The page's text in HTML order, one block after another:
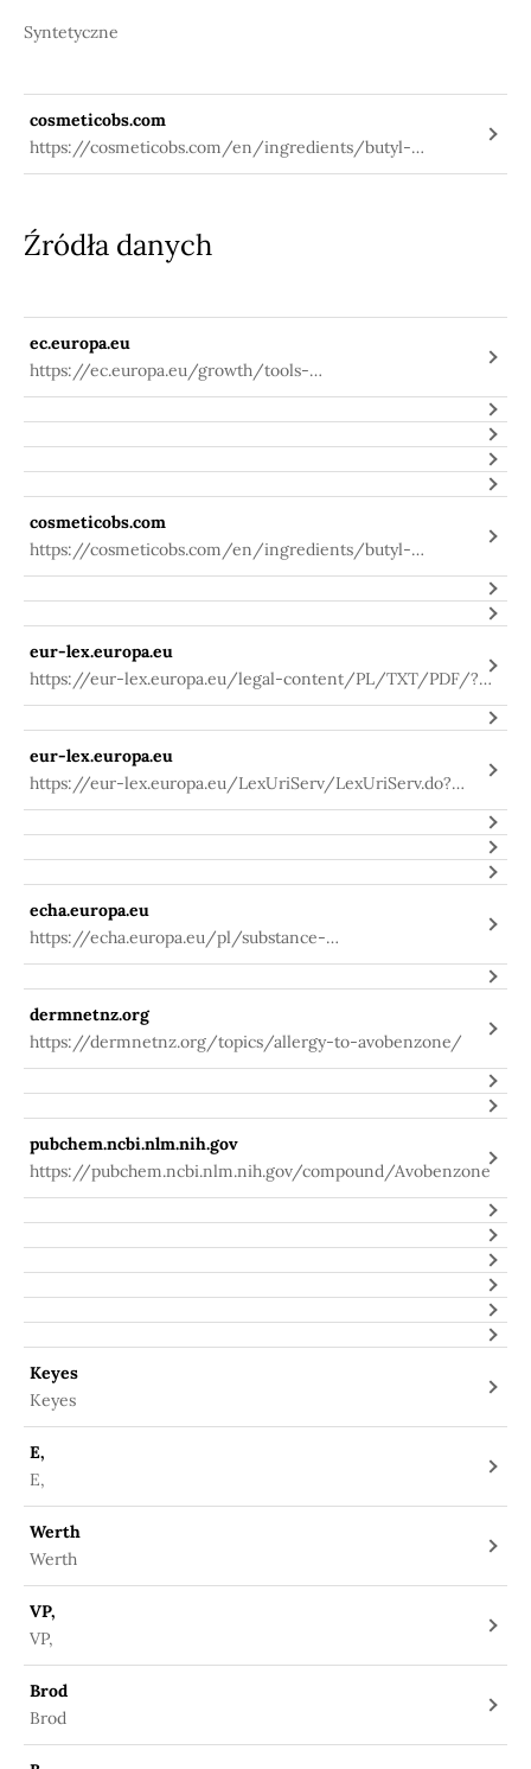
Syntetyczne
cosmeticobs.com
https://cosmeticobs.com/en/ingredients/butyl-
methoxydibenzoylmethane-671
Źródła danych
ec.europa.eu
https://ec.europa.eu/growth/tools-
databases/cosing/index.cfm?
fuseaction=search.details_v2&id=31713
cosmeticobs.com
https://cosmeticobs.com/en/ingredients/butyl-
methoxydibenzoylmethane-671
eur-lex.europa.eu
https://eur-lex.europa.eu/legal-content/PL/TXT/PDF/?
uri=CELEX:32009R1223&from=PL
eur-lex.europa.eu
https://eur-lex.europa.eu/LexUriServ/LexUriServ.do?
uri=OJ:L:2006:097:0001:0528:PL:PDF
echa.europa.eu
https://echa.europa.eu/pl/substance-
information/-/substanceinfo/100.067.779
dermnetnz.org
https://dermnetnz.org/topics/allergy-to-avobenzone/
pubchem.ncbi.nlm.nih.gov
https://pubchem.ncbi.nlm.nih.gov/compound/Avobenzone
Keyes
Keyes
E,
E,
Werth
Werth
VP,
VP,
Brod
Brod